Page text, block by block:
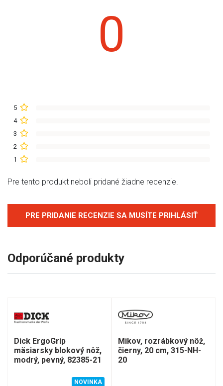
0
5
4
3
2
1
Pre tento produkt neboli pridané žiadne recenzie.
PRE PRIDANIE RECENZIE SA MUSÍTE PRIHLÁSIŤ
Odporúčané produkty
Dick ErgoGrip
mäsiarsky blokový nôž,
modrý, pevný, 82385-21
NOVINKA
Mikov, rozrábkový nôž,
čierny, 20 cm, 315-NH-
20